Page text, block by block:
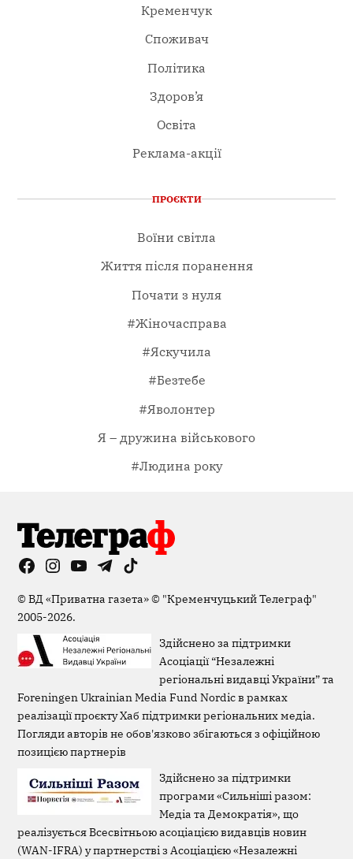
Кременчук
Споживач
Політика
Здоров’я
Освіта
Реклама-акції
ПРОЄКТИ
Воїни світла
Життя після поранення
Почати з нуля
#Жіночасправа
#Яскучила
#Безтебе
#Яволонтер
Я – дружина військового
#Людина року
FacebookInstagram
YouTubeTelegramTikTok
©ВД «Приватна газета»© "Кременчуцький Телеграф"
2005-2026.
Здійснено за підтримки
Асоціації “Незалежні
регіональні видавці України” та
Foreningen Ukrainian Media Fund Nordic в рамках
реалізації проєкту Хаб підтримки регіональних медіа.
Погляди авторів не обов'язково збігаються з офіційною
позицією партнерів
Здійснено за підтримки
програми «Сильніші разом:
Медіа та Демократія», що
реалізується Всесвітньою асоціацією видавців новин
(WAN-IFRA) у партнерстві з Асоціацією «Незалежні